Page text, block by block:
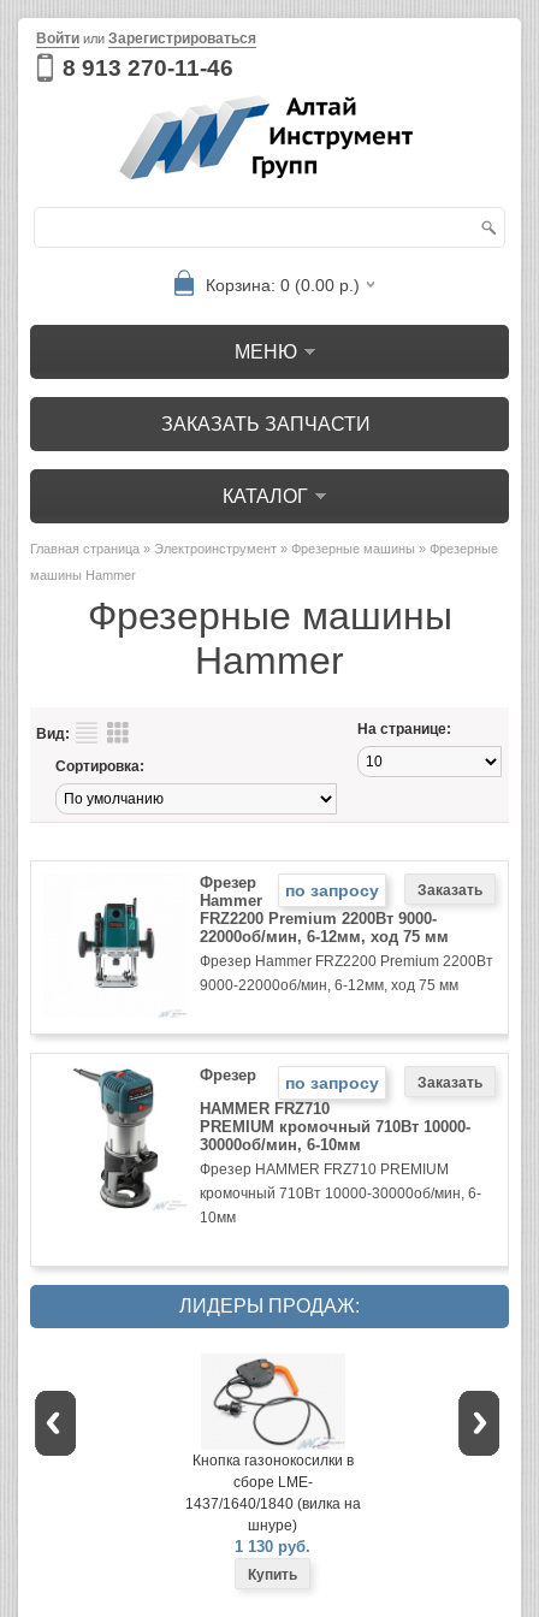
8 913 270-11-46
Войти или Зарегистрироваться
Корзина: 0 (0.00 р.)
МЕНЮ
ЗАКАЗАТЬ ЗАПЧАСТИ
КАТАЛОГ
Главная страница » Электроинструмент » Фрезерные машины » Фрезерные
машины Hammer
Фрезерные машины
Hammer
Вид: На странице:
Сортировка:
по запросу
Фрезер
Hammer
FRZ2200 Premium 2200Вт 9000-
22000об/мин, 6-12мм, ход 75 мм
Фрезер Hammer FRZ2200 Premium 2200Вт
9000-22000об/мин, 6-12мм, ход 75 мм
по запросу
Фрезер
HAMMER FRZ710
PREMIUM кромочный 710Вт 10000-
30000об/мин, 6-10мм
Фрезер HAMMER FRZ710 PREMIUM
кромочный 710Вт 10000-30000об/мин, 6-
10мм
ЛИДЕРЫ ПРОДАЖ:
Кнопка газонокосилки в
сборе LME-
1437/1640/1840 (вилка на
шнуре)
1 130 руб.